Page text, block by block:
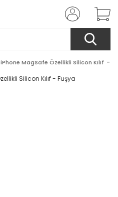
iPhone MagSafe Özellikli Silicon Kılıf